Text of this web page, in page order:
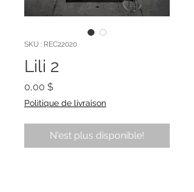
SKU : REC22020
Lili 2
0,00 $Prix
Politique de livraison
N'est plus disponible!